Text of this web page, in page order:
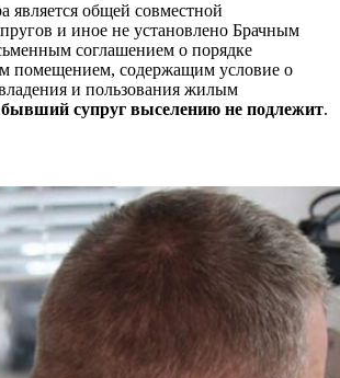
является общей совместной
и иное не установлено Брачным
соглашением о порядке
помещением, содержащим условие о
и пользования жилым
супруг выселению не подлежит.